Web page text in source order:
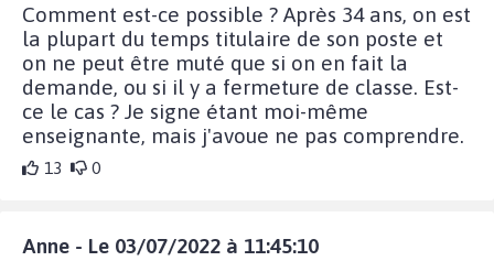
Comment est-ce possible ? Après 34 ans, on est
la plupart du temps titulaire de son poste et
on ne peut être muté que si on en fait la
demande, ou si il y a fermeture de classe. Est-
ce le cas ? Je signe étant moi-même
enseignante, mais j'avoue ne pas comprendre.
13 0
Anne - Le 03/07/2022 à 11:45:10